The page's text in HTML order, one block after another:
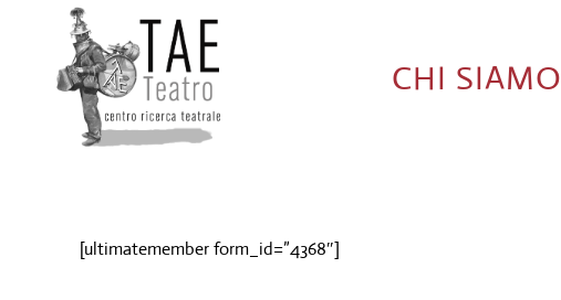
CHI SIAMO
[ultimatemember form_id=”4368″]